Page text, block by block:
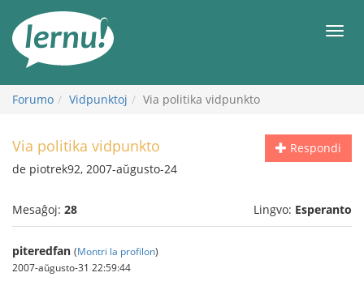
enhavo
Forumo Vidpunktoj Via politika vidpunkto
Respondi
Via politika vidpunkto
de piotrek92, 2007-aŭgusto-24
Mesaĝoj: 28 Lingvo: Esperanto
piteredfan (Montri la profilon)
2007-aŭgusto-31 22:59:44